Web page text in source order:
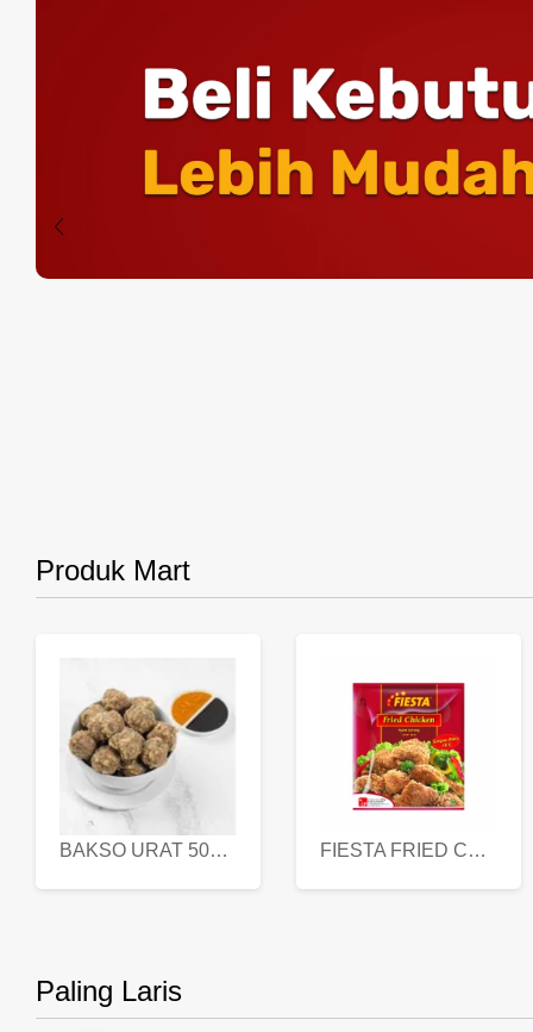
Produk Mart
BAKSO URAT 500 GR FIESTA FRIED CHICKEN 500 GR
Paling Laris